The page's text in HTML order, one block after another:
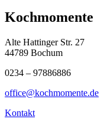
Kochmomente
Alte Hattinger Str. 27
44789 Bochum
0234 – 97886886
office@kochmomente.de
Kontakt